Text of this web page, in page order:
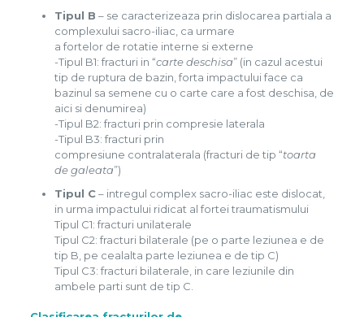
Tipul B – se caracterizeaza prin dislocarea partiala a
complexului sacro-iliac, ca urmare
a fortelor de rotatie interne si externe
-Tipul B1: fracturi in “carte deschisa” (in cazul acestui
tip de ruptura de bazin, forta impactului face ca
bazinul sa semene cu o carte care a fost deschisa, de
aici si denumirea)
-Tipul B2: fracturi prin compresie laterala
-Tipul B3: fracturi prin
compresiune contralaterala (fracturi de tip “toarta
de galeata”)
Tipul C– intregul complex sacro-iliac este dislocat,
in urma impactului ridicat al fortei traumatismului
Tipul C1: fracturi unilaterale
Tipul C2: fracturi bilaterale (pe o parte leziunea e de
tip B, pe cealalta parte leziunea e de tip C)
Tipul C3: fracturi bilaterale, in care leziunile din
ambele parti sunt de tip C.